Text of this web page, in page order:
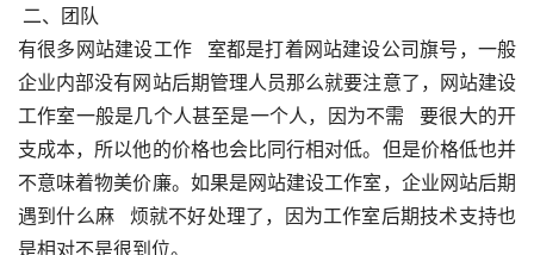
二、团队
有很多网站建设工作   室都是打着网站建设公司旗号，一般
企业内部没有网站后期管理人员那么就要注意了，网站建设
工作室一般是几个人甚至是一个人，因为不需   要很大的开
支成本，所以他的价格也会比同行相对低。但是价格低也并
不意味着物美价廉。如果是网站建设工作室，企业网站后期
遇到什么麻   烦就不好处理了，因为工作室后期技术支持也
是相对不是很到位。